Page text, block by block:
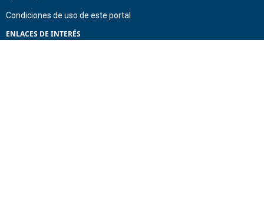
Condiciones de uso de este portal
ENLACES DE INTERÉS